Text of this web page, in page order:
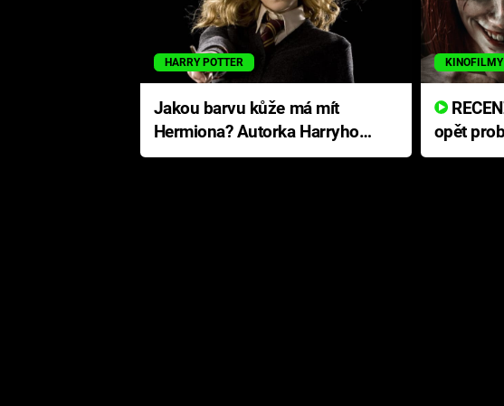
HARRY POTTER
Jakou barvu kůže má mít
Hermiona? Autorka Harryho
Pottera přišla s ráznou
KINOFILMY
RECENZE: Smrtelné zlo se
opět
přichází